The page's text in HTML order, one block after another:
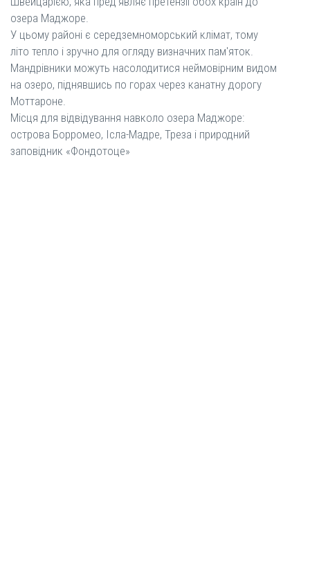
озера Маджоре.
У цьому районі є середземноморський клімат, тому
літо тепло і зручно для огляду визначних пам'яток.
Мандрівники можуть насолодитися неймовірним видом
на озеро, піднявшись по горах через канатну дорогу
Моттароне.
Місця для відвідування навколо озера Маджоре:
острова Борромео, Ісла-Мадре, Треза і природний
заповідник «Фондотоце»